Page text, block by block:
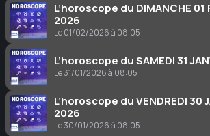
L’horoscope du DIMANCHE 01
2026
Le 01/02/2026 à 08:05
L’horoscope du SAMEDI 31
Le 31/01/2026 à 08:05
L’horoscope du VENDREDI 30
2026
Le 30/01/2026 à 08:05